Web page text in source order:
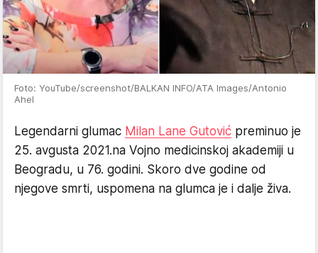
Foto: YouTube/screenshot/BALKAN INFO/ATA Images/Antonio
Ahel
Legendarni glumac Milan Lane Gutović preminuo je
25. avgusta 2021.na Vojno medicinskoj akademiji u
Beogradu, u 76. godini. Skoro dve godine od
njegove smrti, uspomena na glumca je i dalje živa.